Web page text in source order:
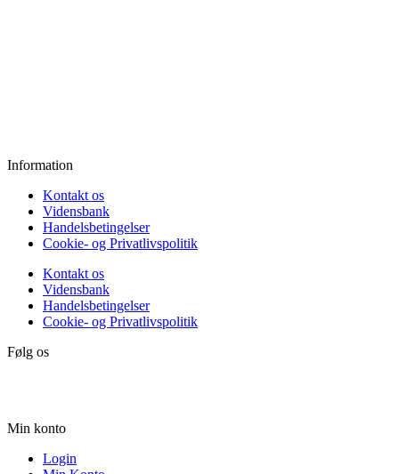
Information
Kontakt os
Vidensbank
Handelsbetingelser
Cookie- og Privatlivspolitik
Kontakt os
Vidensbank
Handelsbetingelser
Cookie- og Privatlivspolitik
Følg os
Min konto
Login